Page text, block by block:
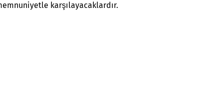
karşılayacaklardır.